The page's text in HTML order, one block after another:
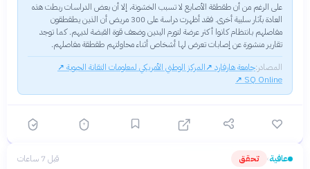
على الرغم من أن طقطقة الأصابع لا تسبب الخشونة، إلا أن بعض الدراسات ربطت هذه
العادة بآثار سلبية أخرى. فقد أظهرت دراسة على 300 مريض أن الذين يطقطقون
مفاصلهم بانتظام كانوا أكثر عرضة لتورم اليدين وضعف قوة القبضة لديهم. كما توجد
تقارير منشورة عن إصابات تعرض لها أشخاص أثناء محاولتهم طقطقة مفاصلهم.
المصادر:جامعة هارفارد ↗المركز الوطني الأمريكي لمعلومات التقانة الحيوية ↗
SQ Online
↗
عافية› تحقق قبل 7 ساعات